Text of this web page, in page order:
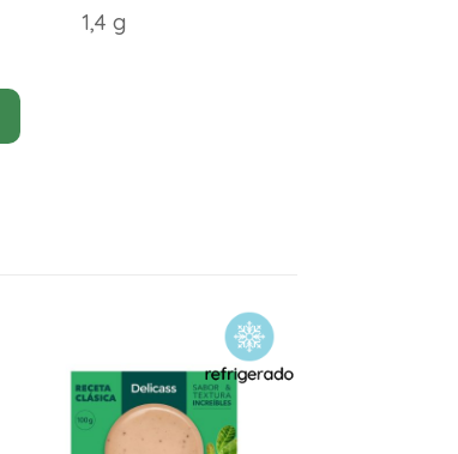
1,4 g